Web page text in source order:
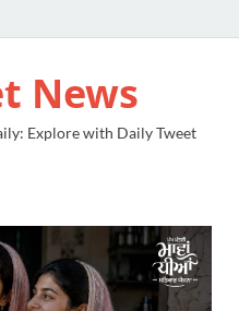
News
Explore with Daily Tweet